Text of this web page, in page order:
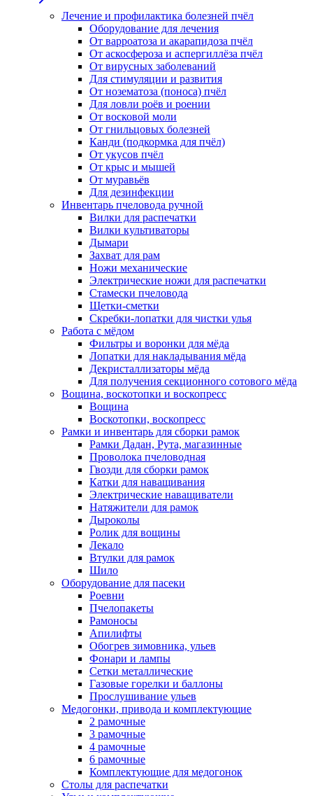
Лечение и профилактика болезней пчёл
Оборудование для лечения
От варроатоза и акарапидоза пчёл
От аскосфероза и аспергиллёза пчёл
От вирусных заболеваний
Для стимуляции и развития
От нозематоза (поноса) пчёл
Для ловли роёв и роении
От восковой моли
От гнильцовых болезней
Канди (подкормка для пчёл)
От укусов пчёл
От крыс и мышей
От муравьёв
Для дезинфекции
Инвентарь пчеловода ручной
Вилки для распечатки
Вилки культиваторы
Дымари
Захват для рам
Ножи механические
Электрические ножи для распечатки
Стамески пчеловода
Щетки-сметки
Скребки-лопатки для чистки улья
Работа с мёдом
Фильтры и воронки для мёда
Лопатки для накладывания мёда
Декристаллизаторы мёда
Для получения секционного сотового мёда
Вощина, воскотопки и воскопресс
Вощина
Воскотопки, воскопресс
Рамки и инвентарь для сборки рамок
Рамки Дадан, Рута, магазинные
Проволока пчеловодная
Гвозди для сборки рамок
Катки для наващивания
Электрические наващиватели
Натяжители для рамок
Дыроколы
Ролик для вощины
Лекало
Втулки для рамок
Шило
Оборудование для пасеки
Роевни
Пчелопакеты
Рамоносы
Апилифты
Обогрев зимовника, ульев
Фонари и лампы
Сетки металлические
Газовые горелки и баллоны
Прослушивание ульев
Медогонки, привода и комплектующие
2 рамочные
3 рамочные
4 рамочные
6 рамочные
Комплектующие для медогонок
Столы для распечатки